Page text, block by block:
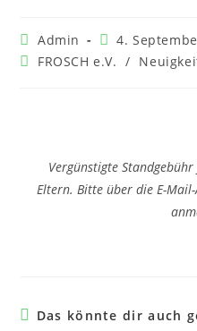
Admin
4.
FROSCH e.V. /
Vergünstigte
Eltern. Bitte über die E-Mail-
Das könnte dir auch